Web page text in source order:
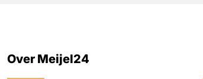
Over Meijel24